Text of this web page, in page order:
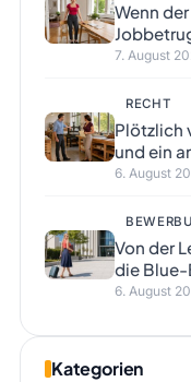
Wenn
7. August
RECHT
Plötzlich
und ein
6. August
Von der
die
6. August
Kategorien